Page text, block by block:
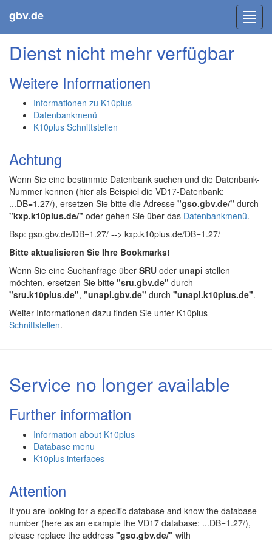
gbv.de
Dienst nicht mehr verfügbar
Weitere Informationen
Informationen zu K10plus
Datenbankmenü
K10plus Schnittstellen
Achtung
Wenn Sie eine bestimmte Datenbank suchen und die Datenbank-
Nummer kennen (hier als Beispiel die VD17-Datenbank:
...DB=1.27/), ersetzen Sie bitte die Adresse "gso.gbv.de/" durch
"kxp.k10plus.de/" oder gehen Sie über das Datenbankmenü.
Bsp: gso.gbv.de/DB=1.27/ --> kxp.k10plus.de/DB=1.27/
Bitte aktualisieren Sie Ihre Bookmarks!
Wenn Sie eine Suchanfrage über SRU oder unapi stellen
möchten, ersetzen Sie bitte "sru.gbv.de" durch
"sru.k10plus.de", "unapi.gbv.de" durch "unapi.k10plus.de".
Weiter Informationen dazu finden Sie unter K10plus
Schnittstellen.
Service no longer available
Further information
Information about K10plus
Database menu
K10plus interfaces
Attention
If you are looking for a specific database and know the database
number (here as an example the VD17 database: ...DB=1.27/),
please replace the address "gso.gbv.de/" with